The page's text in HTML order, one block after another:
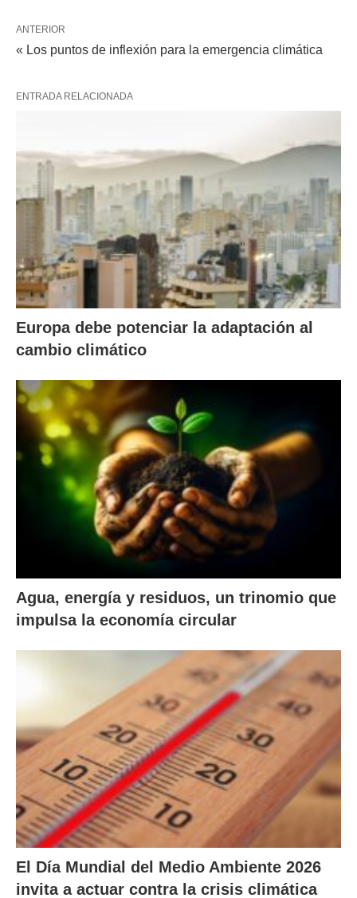
ANTERIOR
« Los puntos de inflexión para la emergencia climática
ENTRADA RELACIONADA
Europa debe potenciar la adaptación al
cambio climático
Agua, energía y residuos, un trinomio que
impulsa la economía circular
El Día Mundial del Medio Ambiente 2026
invita a actuar contra la crisis climática